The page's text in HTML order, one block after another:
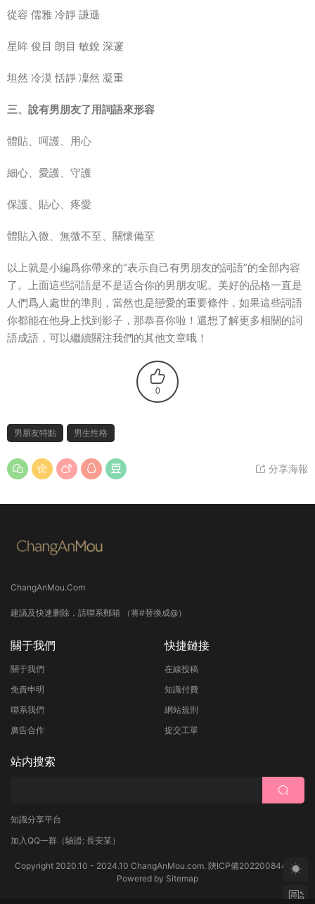
從容 儒雅 冷靜 謙遜
星眸 俊目 朗目 敏銳 深邃
坦然 冷漠 恬靜 凜然 凝重
三、說有男朋友了用詞語來形容
體貼、呵護、用心
細心、愛護、守護
保護、貼心、疼愛
體貼入微、無微不至、關懷備至
以上就是小編爲你帶來的“表示自己有男朋友的詞語”的全部内容
了。上面這些詞語是不是适合你的男朋友呢。美好的品格一直是
人們爲人處世的準則，當然也是戀愛的重要條件，如果這些詞語
你都能在他身上找到影子，那恭喜你啦！還想了解更多相關的詞
語成語，可以繼續關注我們的其他文章哦！
0
男朋友特點 男生性格
分享海報
ChangAnMou.Com
建議及快速删除，請聯系郵箱 （将#替換成@）
關于我們
關于我們
免責申明
聯系我們
廣告合作
快捷鏈接
在線投稿
知識付費
網站規則
提交工單
站内搜索
知識分享平台
加入QQ一群 （驗證: 長安某）
Copyright 2020.10 - 2024.10 ChangAnMou.com. 陝ICP備2022008444号
Powered by Sitemap